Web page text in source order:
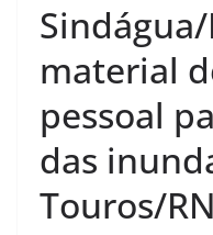
material
pessoal
das
Touros/RN